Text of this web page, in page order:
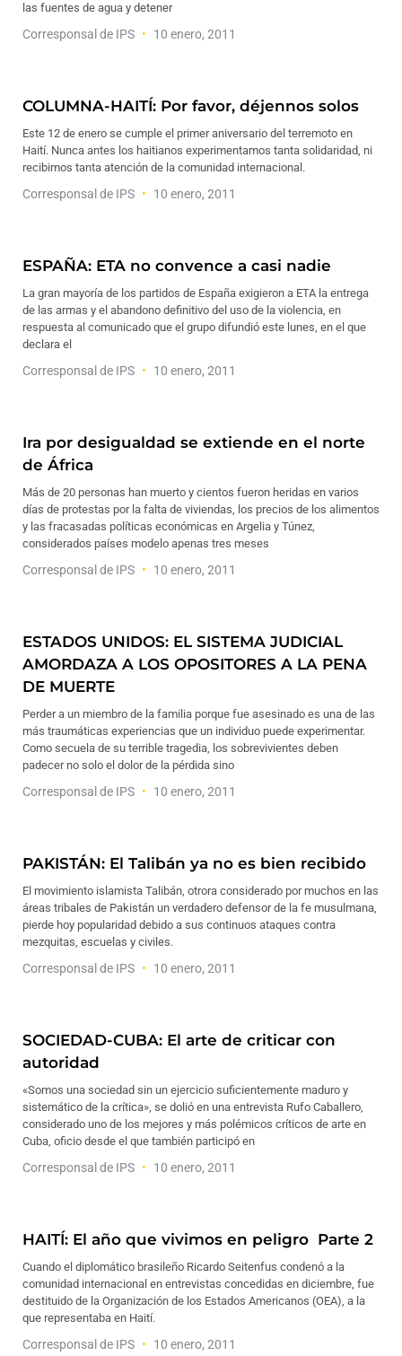
las fuentes de agua y detener
Corresponsal de IPS 10 enero, 2011
COLUMNA-HAITÍ: Por favor, déjennos solos
Este 12 de enero se cumple el primer aniversario del terremoto en
Haití. Nunca antes los haitianos experimentamos tanta solidaridad, ni
recibimos tanta atención de la comunidad internacional.
Corresponsal de IPS 10 enero, 2011
ESPAÑA: ETA no convence a casi nadie
La gran mayoría de los partidos de España exigieron a ETA la entrega
de las armas y el abandono definitivo del uso de la violencia, en
respuesta al comunicado que el grupo difundió este lunes, en el que
declara el
Corresponsal de IPS 10 enero, 2011
Ira por desigualdad se extiende en el norte
de África
Más de 20 personas han muerto y cientos fueron heridas en varios
días de protestas por la falta de viviendas, los precios de los alimentos
y las fracasadas políticas económicas en Argelia y Túnez,
considerados países modelo apenas tres meses
Corresponsal de IPS 10 enero, 2011
ESTADOS UNIDOS: EL SISTEMA JUDICIAL
AMORDAZA A LOS OPOSITORES A LA PENA
DE MUERTE
Perder a un miembro de la familia porque fue asesinado es una de las
más traumáticas experiencias que un individuo puede experimentar.
Como secuela de su terrible tragedia, los sobrevivientes deben
padecer no solo el dolor de la pérdida sino
Corresponsal de IPS 10 enero, 2011
PAKISTÁN: El Talibán ya no es bien recibido
El movimiento islamista Talibán, otrora considerado por muchos en las
áreas tribales de Pakistán un verdadero defensor de la fe musulmana,
pierde hoy popularidad debido a sus continuos ataques contra
mezquitas, escuelas y civiles.
Corresponsal de IPS 10 enero, 2011
SOCIEDAD-CUBA: El arte de criticar con
autoridad
«Somos una sociedad sin un ejercicio suficientemente maduro y
sistemático de la crítica», se dolió en una entrevista Rufo Caballero,
considerado uno de los mejores y más polémicos críticos de arte en
Cuba, oficio desde el que también participó en
Corresponsal de IPS 10 enero, 2011
HAITÍ: El año que vivimos en peligro  Parte 2
Cuando el diplomático brasileño Ricardo Seitenfus condenó a la
comunidad internacional en entrevistas concedidas en diciembre, fue
destituido de la Organización de los Estados Americanos (OEA), a la
que representaba en Haití.
Corresponsal de IPS 10 enero, 2011